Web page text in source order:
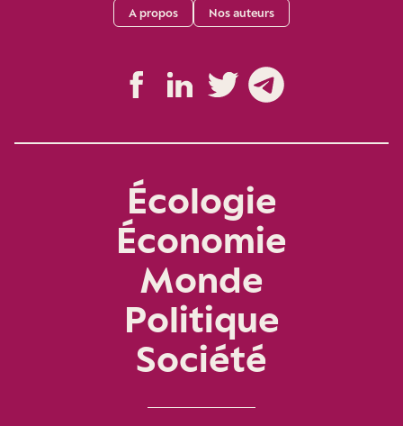
A propos Nos auteurs
Écologie
Économie
Monde
Politique
Société